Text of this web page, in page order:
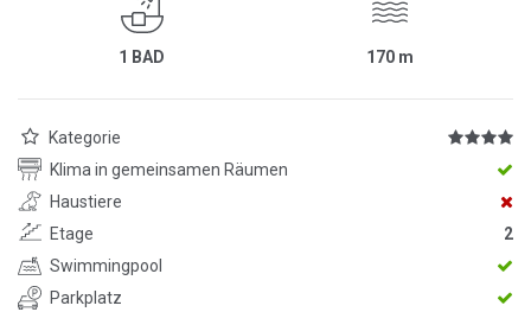
1 BAD 170 m
Kategorie
Klima in gemeinsamen Räumen
Haustiere
Etage
2
Swimmingpool
Parkplatz